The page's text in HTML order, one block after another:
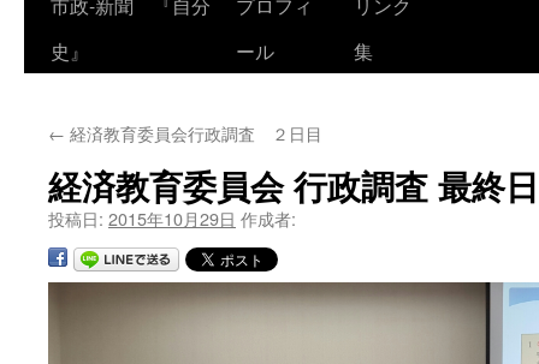
ン
ツ
へ
ス
史』
ール
集
← 経済教育委員会行政調査 ２日目
経済教育委員会 行政調査 最終日
投稿日: 2015年10月29日 作成者: